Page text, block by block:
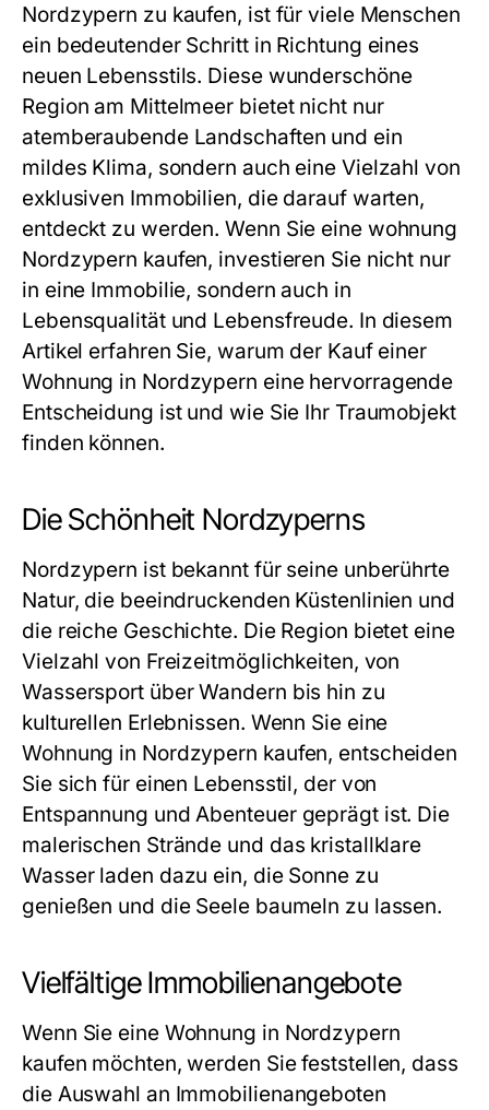
Nordzypern zu kaufen, ist für viele Menschen
ein bedeutender Schritt in Richtung eines
neuen Lebensstils. Diese wunderschöne
Region am Mittelmeer bietet nicht nur
atemberaubende Landschaften und ein
mildes Klima, sondern auch eine Vielzahl von
exklusiven Immobilien, die darauf warten,
entdeckt zu werden. Wenn Sie eine wohnung
Nordzypern kaufen, investieren Sie nicht nur
in eine Immobilie, sondern auch in
Lebensqualität und Lebensfreude. In diesem
Artikel erfahren Sie, warum der Kauf einer
Wohnung in Nordzypern eine hervorragende
Entscheidung ist und wie Sie Ihr Traumobjekt
finden können.
Die Schönheit Nordzyperns
Nordzypern ist bekannt für seine unberührte
Natur, die beeindruckenden Küstenlinien und
die reiche Geschichte. Die Region bietet eine
Vielzahl von Freizeitmöglichkeiten, von
Wassersport über Wandern bis hin zu
kulturellen Erlebnissen. Wenn Sie eine
Wohnung in Nordzypern kaufen, entscheiden
Sie sich für einen Lebensstil, der von
Entspannung und Abenteuer geprägt ist. Die
malerischen Strände und das kristallklare
Wasser laden dazu ein, die Sonne zu
genießen und die Seele baumeln zu lassen.
Vielfältige Immobilienangebote
Wenn Sie eine Wohnung in Nordzypern
kaufen möchten, werden Sie feststellen, dass
die Auswahl an Immobilienangeboten